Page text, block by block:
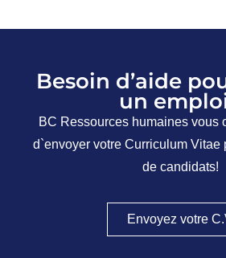
Besoin d’aide
un
BC Ressources humaines vous
d`envoyer votre Curriculum Vitae
de candidats!
Envoyez votre